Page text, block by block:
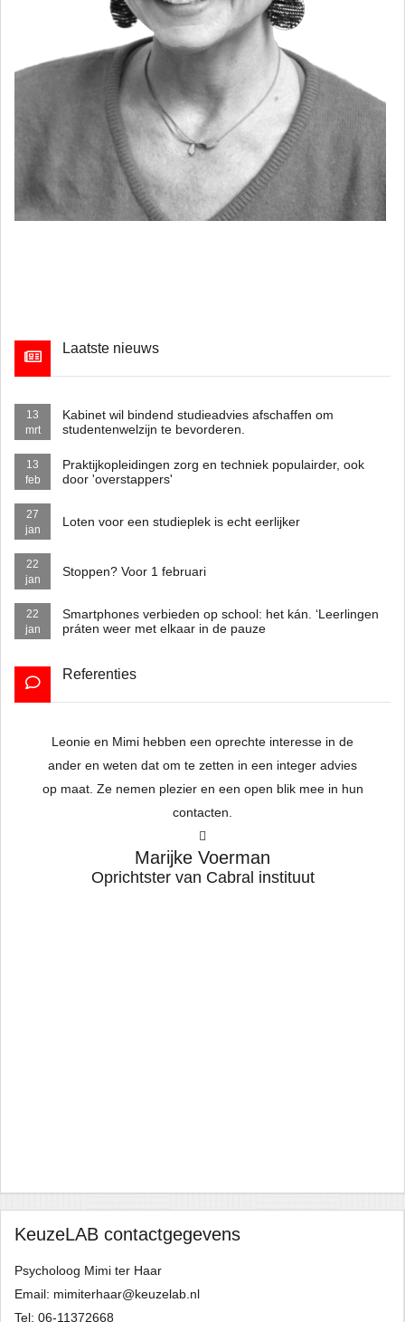
Laatste nieuws
Kabinet wil bindend studieadvies afschaffen om
studentenwelzijn te bevorderen.
13
mrt
Praktijkopleidingen zorg en techniek populairder, ook
door 'overstappers'
13
feb
Loten voor een studieplek is echt eerlijker
27
jan
Stoppen? Voor 1 februari
22
jan
Smartphones verbieden op school: het kán. ‘Leerlingen
práten weer met elkaar in de pauze
22
jan
Referenties
Leonie en Mimi hebben een oprechte interesse in de
ander en weten dat om te zetten in een integer advies
op maat. Ze nemen plezier en een open blik mee in hun
contacten.
Marijke Voerman
Oprichtster van Cabral instituut
KeuzeLAB contactgegevens
Psycholoog Mimi ter Haar
Email: mimiterhaar@keuzelab.nl
Tel: 06-11372668